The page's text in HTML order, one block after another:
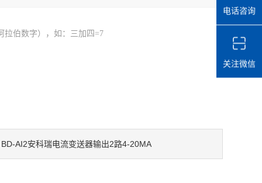
拉伯数字），如：三加四=7
BD-AI2安科瑞电流变送器输出2路4-20MA
电话咨询
关注微信